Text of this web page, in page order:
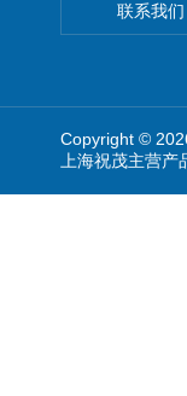
联系我们
Copyright ©
上海祝茂主营